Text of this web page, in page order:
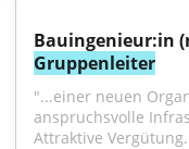
Gruppenleiter
"...einer neuen
anspruchsvolle
Attraktive